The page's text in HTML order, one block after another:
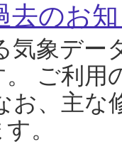
去のお
象デー
ご利用
お、主な
。